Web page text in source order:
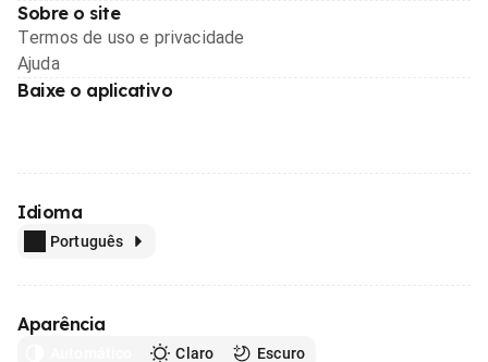
Sobre o site
Termos de uso e privacidade
Ajuda
Baixe o aplicativo
Idioma
Português
Aparência
Claro Escuro